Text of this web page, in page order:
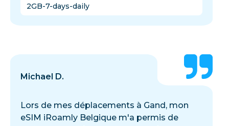
2GB-7-days-daily
Michael D.
Lors de mes déplacements à Gand, mon
eSIM iRoamly Belgique m'a permis de